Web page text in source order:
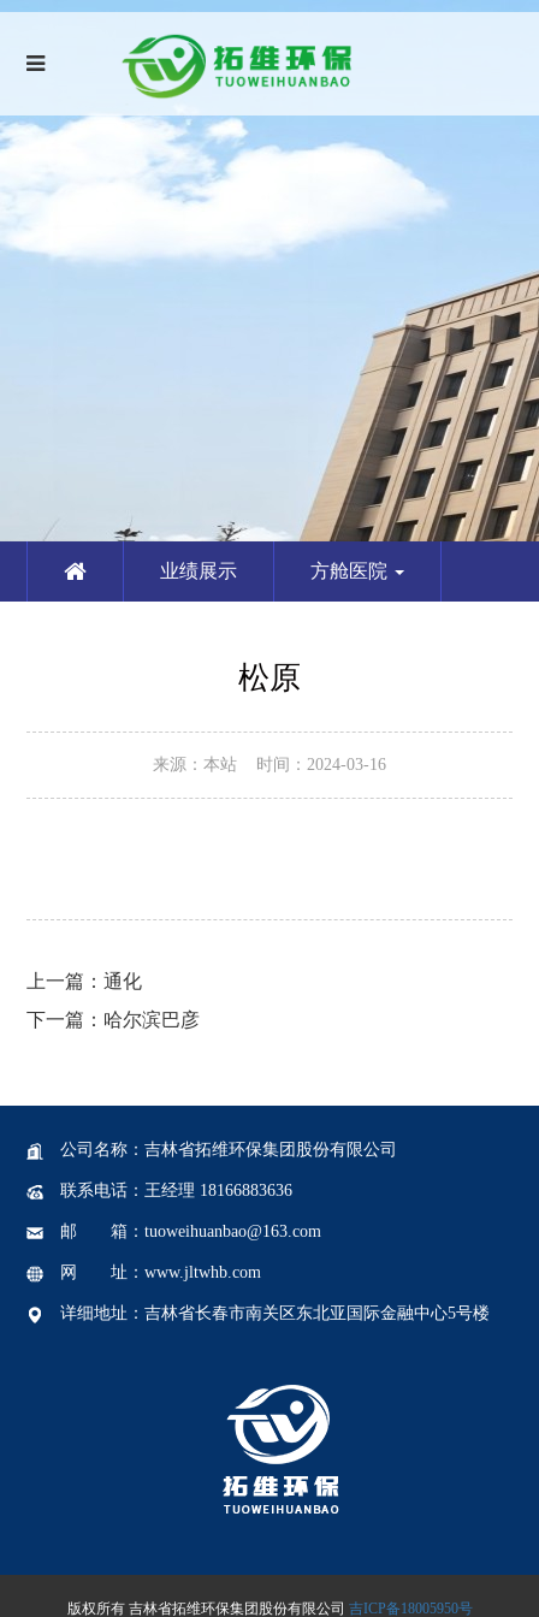
业绩展示 方舱医院
松原
来源：本站 时间：2024-03-16
上一篇：通化
下一篇： 哈尔滨巴彦
公司名称：吉林省拓维环保集团股份有限公司
联系电话：王经理 18166883636
邮 箱：tuoweihuanbao@163.com
网 址：www.jltwhb.com
详细地址：吉林省长春市南关区东北亚国际金融中心5号楼
版权所有 吉林省拓维环保集团股份有限公司 吉ICP备18005950号